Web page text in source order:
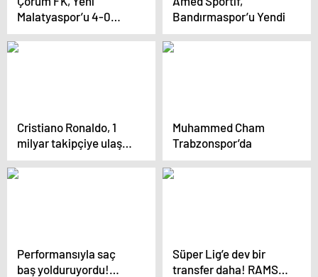
Malatyaspor’u 4-0
Yendi
Bandırmaspor’u Yendi
Cristiano Ronaldo, 1
milyar takipçiye ulaşan
ilk insan oldu
Muhammed Cham
Trabzonspor’da
Performansıyla saç
baş yolduruyordu!
Süper Lig’e dev bir
transfer daha! RAMS